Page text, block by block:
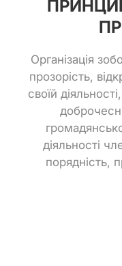
Організація
прозорість,
своїй
діяльності
порядність,